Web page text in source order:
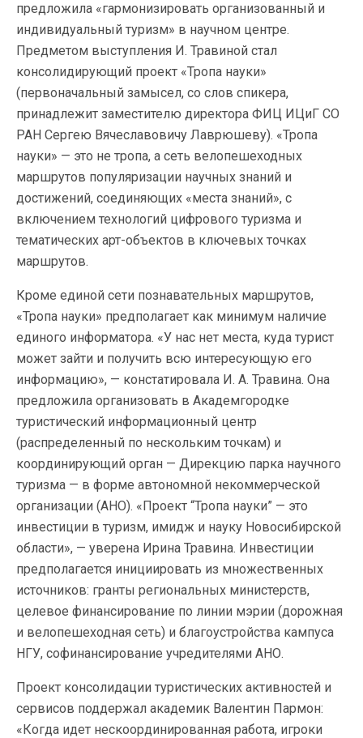
предложила «гармонизировать организованный и
индивидуальный туризм» в научном центре.
Предметом выступления И. Травиной стал
консолидирующий проект «Тропа науки»
(первоначальный замысел, со слов спикера,
принадлежит заместителю директора ФИЦ ИЦиГ СО
РАН Сергею Вячеславовичу Лаврюшеву). «Тропа
науки» — это не тропа, а сеть велопешеходных
маршрутов популяризации научных знаний и
достижений, соединяющих «места знаний», с
включением технологий цифрового туризма и
тематических арт-объектов в ключевых точках
маршрутов.
Кроме единой сети познавательных маршрутов,
«Тропа науки» предполагает как минимум наличие
единого информатора. «У нас нет места, куда турист
может зайти и получить всю интересующую его
информацию», — констатировала И. А. Травина. Она
предложила организовать в Академгородке
туристический информационный центр
(распределенный по нескольким точкам) и
координирующий орган — Дирекцию парка научного
туризма — в форме автономной некоммерческой
организации (АНО). «Проект “Тропа науки” — это
инвестиции в туризм, имидж и науку Новосибирской
области», — уверена Ирина Травина. Инвестиции
предполагается инициировать из множественных
источников: гранты региональных министерств,
целевое финансирование по линии мэрии (дорожная
и велопешеходная сеть) и благоустройства кампуса
НГУ, софинансирование учредителями АНО.
Проект консолидации туристических активностей и
сервисов поддержал академик Валентин Пармон:
«Когда идет нескоординированная работа, игроки